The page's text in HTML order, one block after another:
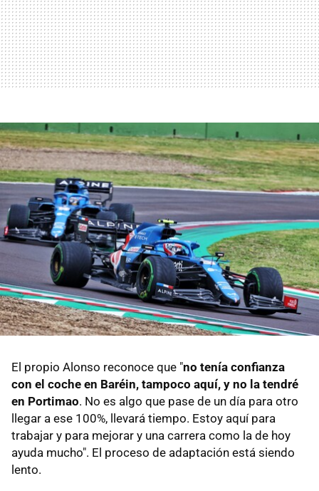
El propio Alonso reconoce que "no tenía confianza
con el coche en Baréin, tampoco aquí, y no la tendré
en Portimao. No es algo que pase de un día para otro
llegar a ese 100%, llevará tiempo. Estoy aquí para
trabajar y para mejorar y una carrera como la de hoy
ayuda mucho". El proceso de adaptación está siendo
lento.